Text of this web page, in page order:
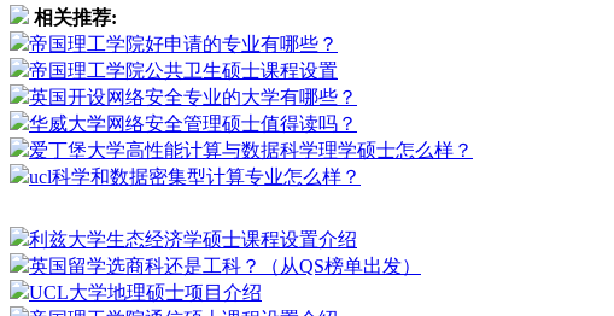
相关推荐:
帝国理工学院好申请的专业有哪些？
帝国理工学院公共卫生硕士课程设置
英国开设网络安全专业的大学有哪些？
华威大学网络安全管理硕士值得读吗？
爱丁堡大学高性能计算与数据科学理学硕士怎么样？
ucl科学和数据密集型计算专业怎么样？
利兹大学生态经济学硕士课程设置介绍
英国留学选商科还是工科？（从QS榜单出发）
UCL大学地理硕士项目介绍